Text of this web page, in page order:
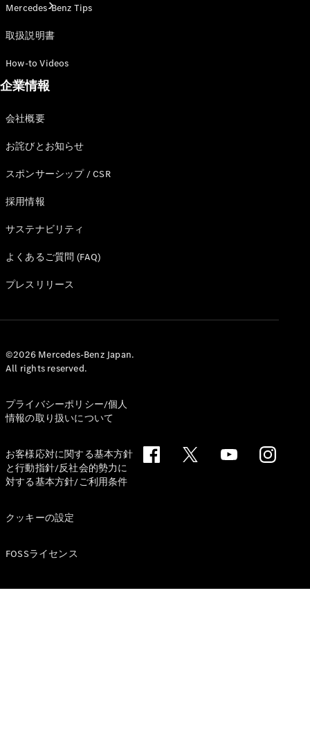
ショールー
認定中古車
フェア・イ
ンペーン
ス(リース/
法人のお客
とは
見積シミュ
レーション
試乗リクエ
スト
デジタルプ
ログラム
リー/コレ
Mercedes-Benz Tips
取扱説明書
How-to Videos
企業情報
会社概要
お詫びとお知らせ
スポンサーシップ / CSR
採用情報
サステナビリティ
よくあるご質問 (FAQ)
プレスリリース
©2026 Mercedes-Benz Japan.
All rights reserved.
プライバシーポリシー/個人
情報の取り扱いについて
お客様応対に関する基本方針
と行動指針/反社会的勢力に
対する基本方針/ご利用条件
クッキーの設定
FOSSライセンス